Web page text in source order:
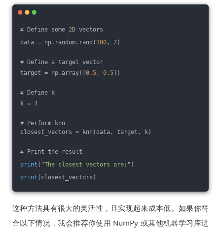
# Define some 2D vectors
data = np.random.rand( 100, 2)
# Define a target vector
target = np.array([ 0.5, 0.5 ])
# Define k
k = 3
# Perform knn
closest_vectors = knn(data, target, k)
# Print the result
print ( "The closest vectors are:" )
print (closest_vectors)
这种方法具有很大的灵活性，且实现起来成本低。如果你符
合以下情况，我会推荐你使用 NumPy 或其他机器学习库进